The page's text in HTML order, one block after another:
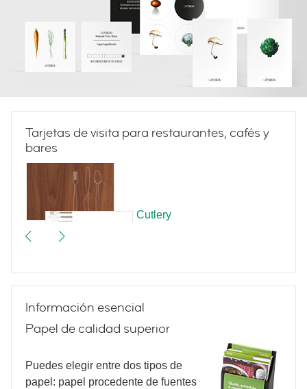
Tarjetas de visita para restaurantes, cafés y
bares
Cutlery
Cutouts
French
Información esencial
Papel de calidad superior
Puedes elegir entre dos tipos de
papel: papel procedente de fuentes